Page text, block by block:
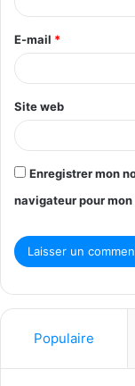
e
*
E-mail *
Site web
Enregistrer mon
navigateur pour
Populaire